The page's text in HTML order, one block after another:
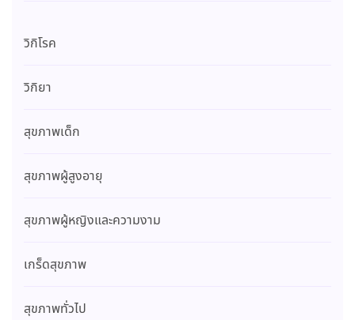
วิกิโรค
วิกิยา
สุขภาพเด็ก
สุขภาพผู้สูงอายุ
สุขภาพผู้หญิงและความงาม
เกร็ดสุขภาพ
สุขภาพทั่วไป